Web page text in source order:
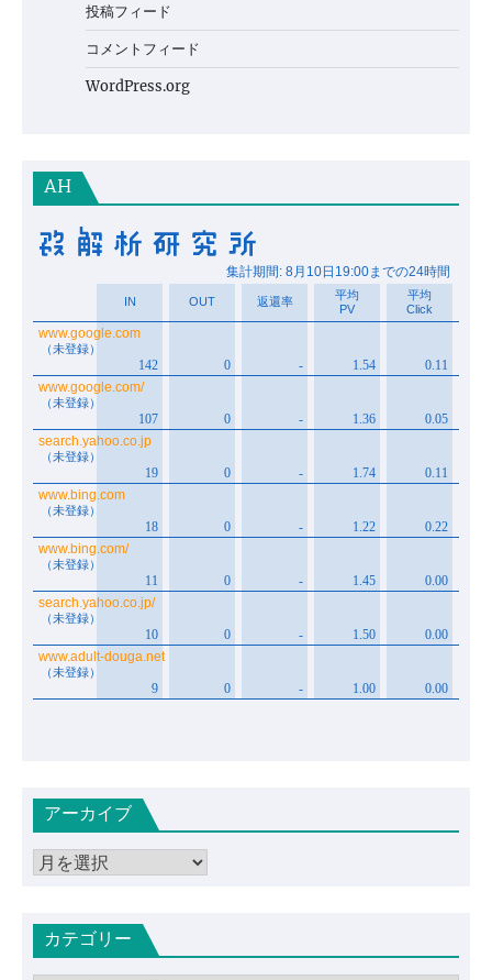
投稿フィード
コメントフィード
WordPress.org
AH
アーカイブ
ア
イカテゴリー